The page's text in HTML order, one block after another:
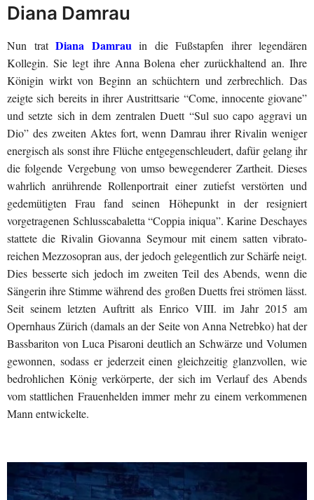
Diana Damrau
Nun trat Diana Damrau in die Fußstapfen ihrer legendären
Kollegin. Sie legt ihre Anna Bolena eher zurückhaltend an. Ihre
Königin wirkt von Beginn an schüchtern und zerbrechlich. Das
zeigte sich bereits in ihrer Austrittsarie “Come, innocente giovane”
und setzte sich in dem zentralen Duett “Sul suo capo aggravi un
Dio” des zweiten Aktes fort, wenn Damrau ihrer Rivalin weniger
energisch als sonst ihre Flüche entgegenschleudert, dafür gelang ihr
die folgende Vergebung von umso bewegenderer Zartheit. Dieses
wahrlich anrührende Rollenportrait einer zutiefst verstörten und
gedemütigten Frau fand seinen Höhepunkt in der resigniert
vorgetragenen Schlusscabaletta “Coppia iniqua”. Karine Deschayes
stattete die Rivalin Giovanna Seymour mit einem satten vibrato-
reichen Mezzosopran aus, der jedoch gelegentlich zur Schärfe neigt.
Dies besserte sich jedoch im zweiten Teil des Abends, wenn die
Sängerin ihre Stimme während des großen Duetts frei strömen lässt.
Seit seinem letzten Auftritt als Enrico VIII. im Jahr 2015 am
Opernhaus Zürich (damals an der Seite von Anna Netrebko) hat der
Bassbariton von Luca Pisaroni deutlich an Schwärze und Volumen
gewonnen, sodass er jederzeit einen gleichzeitig glanzvollen, wie
bedrohlichen König verkörperte, der sich im Verlauf des Abends
vom stattlichen Frauenhelden immer mehr zu einem verkommenen
Mann entwickelte.